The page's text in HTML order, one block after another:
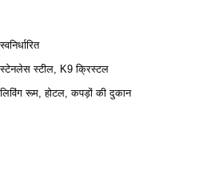
स्वनिर्धारित
स्टेनलेस स्टील, K9 क्रिस्टल
लिविंग रूम, होटल, कपड़ों की दुकान